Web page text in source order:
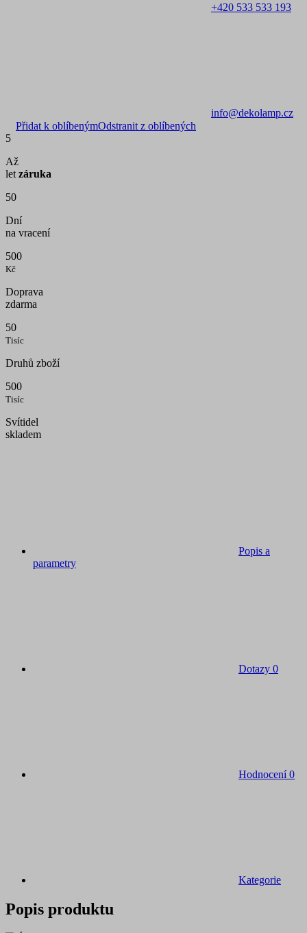
+420 533 533 193
info@dekolamp.cz
Přidat k oblíbenýmOdstranit z oblíbených
5
Až
let záruka
50
Dní
na vracení
500
Kč
Doprava
zdarma
50
Tisíc
Druhů zboží
500
Tisíc
Svítidel
skladem
Popis a
parametry
Dotazy 0
Hodnocení0
Kategorie
Popis produktu